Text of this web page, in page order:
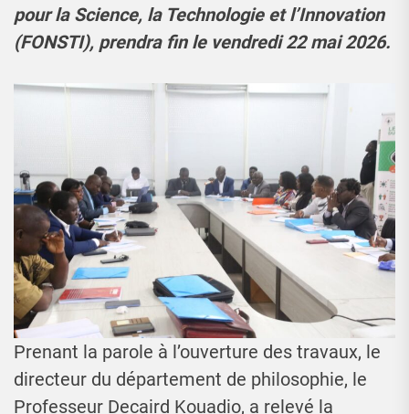
pour la Science, la Technologie et l’Innovation
(FONSTI), prendra fin le vendredi 22 mai 2026.
Prenant la parole à l’ouverture des travaux, le
directeur du département de philosophie, le
Professeur Decaird Kouadio, a relevé la